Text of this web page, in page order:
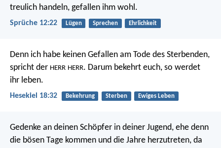
treulich handeln, gefallen ihm wohl.
Sprüche 12:22 Lügen Sprechen Ehrlichkeit
Denn ich habe keinen Gefallen am Tode des Sterbenden,
spricht der HERR HERR. Darum bekehrt euch, so werdet
ihr leben.
Hesekiel 18:32 Bekehrung Sterben Ewiges Leben
Gedenke an deinen Schöpfer in deiner Jugend, ehe denn
die bösen Tage kommen und die Jahre herzutreten, da